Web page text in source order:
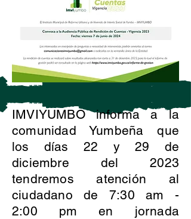
IMVIYUMBO informa a la
comunidad Yumbeña que
los días 22 y 29 de
diciembre del 2023
tendremos atención al
ciudadano de 7:30 am -
2:00 pm en jornada